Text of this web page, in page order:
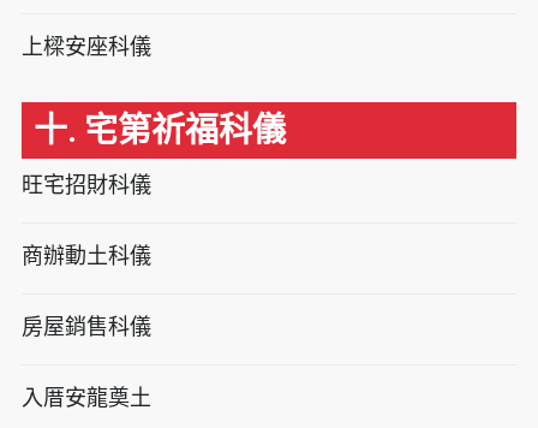
上樑安座科儀
十. 宅第祈福科儀
旺宅招財科儀
商辦動土科儀
房屋銷售科儀
入厝安龍奠土